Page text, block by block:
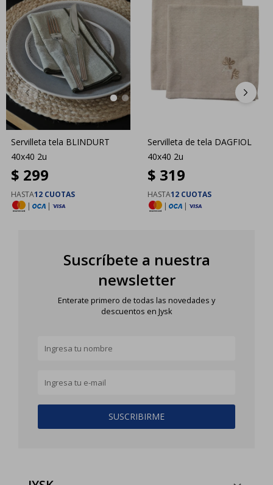
Servilleta tela BLINDURT
40x40 2u
$ 299
HASTA12 CUOTAS
|
|
Servilleta de tela DAGFIOL
40x40 2u
$ 319
HASTA12 CUOTAS
|
|
Suscríbete a nuestra
newsletter
Enterate primero de todas las novedades y
descuentos en Jysk
SUSCRIBIRME